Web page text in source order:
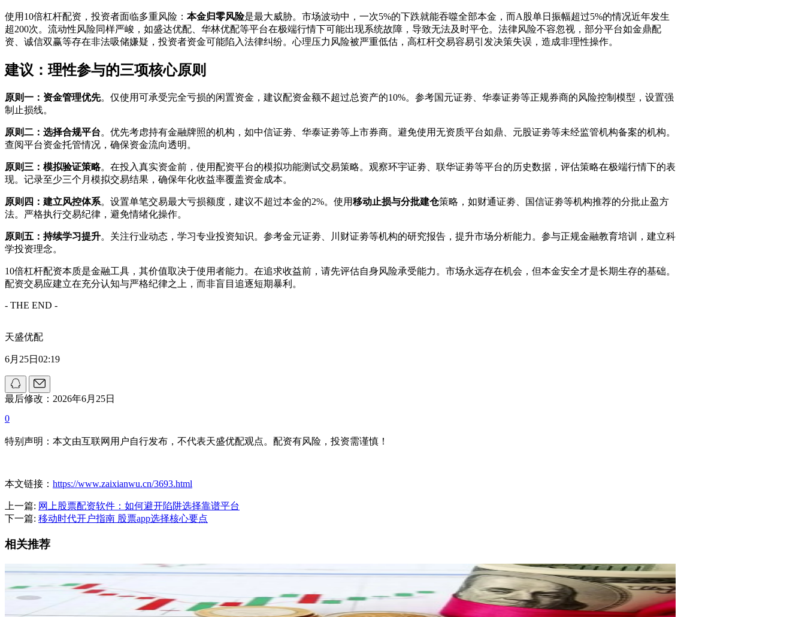
使用10倍杠杆配资，投资者面临多重风险： 本金归零风险是最大威胁。市场波动中，一次5%的下跌就能吞噬全部本金，而A股单日振幅超过5%的情况近年发生
超200次。流动性风险同样严峻，如盛达优配、华林优配等平台在极端行情下可能出现系统故障，导致无法及时平仓。法律风险不容忽视，部分平台如金鼎配
资、诚信双赢等存在非法吸储嫌疑，投资者资金可能陷入法律纠纷。心理压力风险被严重低估，高杠杆交易容易引发决策失误，造成非理性操作。
建议：理性参与的三项核心原则
原则一：资金管理优先。仅使用可承受完全亏损的闲置资金，建议配资金额不超过总资产的10%。参考国元证劵、华泰证劵等正规券商的风险控制模型，设置强
制止损线。
原则二：选择合规平台。优先考虑持有金融牌照的机构，如中信证劵、华泰证劵等上市券商。避免使用无资质平台如鼎、元股证劵等未经监管机构备案的机构。
查阅平台资金托管情况，确保资金流向透明。
原则三：模拟验证策略。在投入真实资金前，使用配资平台的模拟功能测试交易策略。观察环宇证劵、联华证劵等平台的历史数据，评估策略在极端行情下的表
现。记录至少三个月模拟交易结果，确保年化收益率覆盖资金成本。
原则四：建立风控体系。设置单笔交易最大亏损额度，建议不超过本金的2%。使用移动止损与分批建仓策略，如财通证劵、国信证劵等机构推荐的分批止盈方
法。严格执行交易纪律，避免情绪化操作。
原则五：持续学习提升。关注行业动态，学习专业投资知识。参考金元证劵、川财证劵等机构的研究报告，提升市场分析能力。参与正规金融教育培训，建立科
学投资理念。
10倍杠杆配资本质是金融工具，其价值取决于使用者能力。在追求收益前，请先评估自身风险承受能力。市场永远存在机会，但本金安全才是长期生存的基础。
配资交易应建立在充分认知与严格纪律之上，而非盲目追逐短期暴利。
- THE END -
天盛优配
6月25日02:19
最后修改：2026年6月25日
0
特别声明：本文由互联网用户自行发布，不代表天盛优配观点。配资有风险，投资需谨慎！
本文链接： https://www.zaixianwu.cn/3693.html
上一篇: 网上股票配资软件：如何避开陷阱选择靠谱平台
下一篇: 移动时代开户指南 股票app选择核心要点
相关推荐